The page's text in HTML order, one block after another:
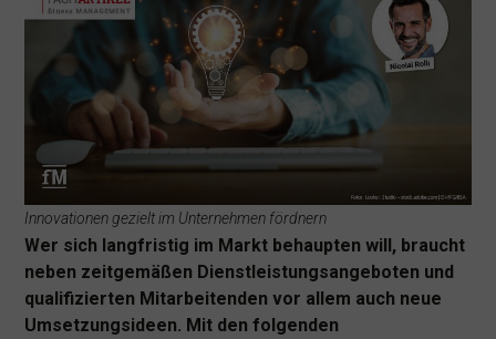
Innovationen gezielt im Unternehmen fördnern
Wer sich langfristig im Markt behaupten will, braucht
neben zeitgemäßen Dienstleistungsangeboten und
qualifizierten Mitarbeitenden vor allem auch neue
Umsetzungsideen. Mit den folgenden